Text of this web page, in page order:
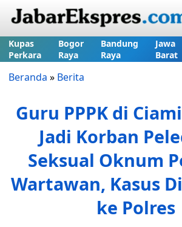
Kupas
Perkara
Bogor
Raya
Bandung
Raya
Jawa
Barat
Beranda » Berita
Guru PPPK di
Jadi Korban
Seksual Oknum
Wartawan, Kasus
ke Polres